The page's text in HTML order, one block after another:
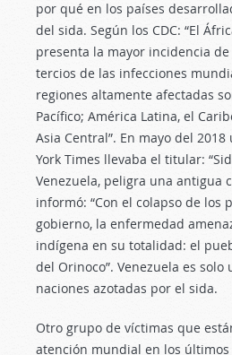
por qué en los países
del sida. Según los CDC: “El
presenta la mayor incidencia de
tercios de las infecciones
regiones altamente afectadas
Pacífico; América Latina, el
Asia Central”. En mayo del
York Times llevaba el titular:
Venezuela, peligra una antigua
informó: “Con el colapso de los
gobierno, la enfermedad
indígena en su totalidad: el
del Orinoco”. Venezuela es
naciones azotadas por el sida.
Otro grupo de víctimas que
atención mundial en los